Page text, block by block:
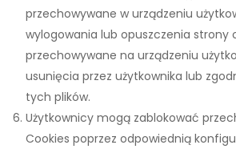
przechowywane w urządzeniu
wylogowania lub opuszczenia strony
przechowywane na urządzeniu
usunięcia przez użytkownika lub
tych plików.
Użytkownicy mogą zablokować
Cookies poprzez odpowiednią